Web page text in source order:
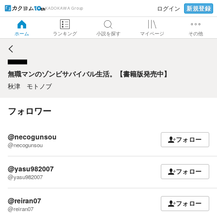
KADOKAWA Group ログイン 新規登録
ホーム ランキング 小説を探す マイページ その他
無職マンのゾンビサバイバル生活。【書籍版発売中】
無職マンのゾンビサバイバル生活。【書籍版発売中】
秋津 モトノブ
フォロワー
@necogunsou
@necogunsou
フォロー
@yasu982007
@yasu982007
フォロー
@reiran07
@reiran07
フォロー